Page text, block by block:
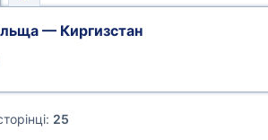
— Киргизстан
25